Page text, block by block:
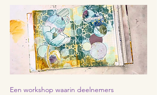
Een workshop waarin deelnemers